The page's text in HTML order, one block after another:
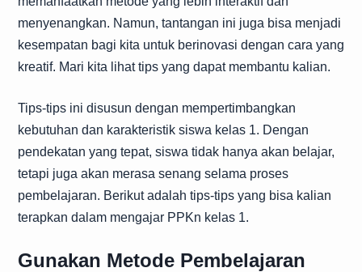
menyenangkan. Namun, tantangan ini juga bisa menjadi
kesempatan bagi kita untuk berinovasi dengan cara yang
kreatif. Mari kita lihat tips yang dapat membantu kalian.
Tips-tips ini disusun dengan mempertimbangkan
kebutuhan dan karakteristik siswa kelas 1. Dengan
pendekatan yang tepat, siswa tidak hanya akan belajar,
tetapi juga akan merasa senang selama proses
pembelajaran. Berikut adalah tips-tips yang bisa kalian
terapkan dalam mengajar PPKn kelas 1.
Gunakan Metode Pembelajaran